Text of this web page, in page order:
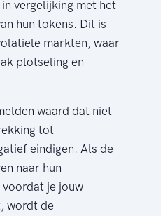
vergelijking met het
hun tokens. Dit is
markten, waar
plotseling en
waard dat niet
tot
eindigen. Als de
naar hun
je jouw
wordt de